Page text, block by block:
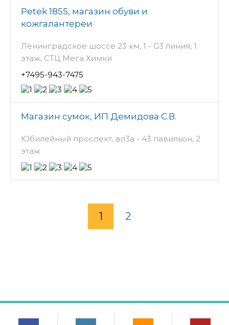
Petek 1855, магазин обуви и
кожгалантереи
Ленинградское шоссе 23 км, 1 - G3 линия, 1
этаж, СТЦ Мега Химки
+7495-943-7475
Магазин сумок, ИП Демидова С.В.
Юбилейный проспект, вл3а - 43 павильон, 2
этаж
1 2